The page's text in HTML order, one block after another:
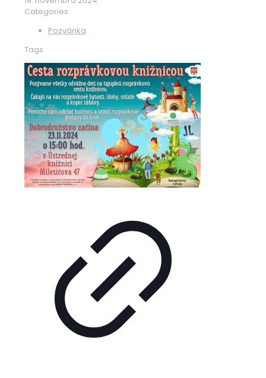
Categories
Pozvánka
Tags